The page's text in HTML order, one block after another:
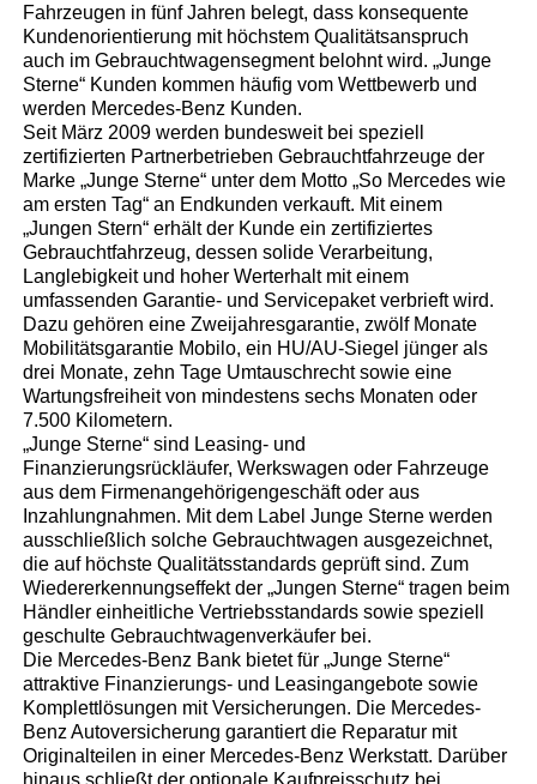
Fahrzeugen in fünf Jahren belegt, dass konsequente
Kundenorientierung mit höchstem Qualitätsanspruch
auch im Gebrauchtwagensegment belohnt wird. „Junge
Sterne“ Kunden kommen häufig vom Wettbewerb und
werden Mercedes-Benz Kunden.
Seit März 2009 werden bundesweit bei speziell
zertifizierten Partnerbetrieben Gebrauchtfahrzeuge der
Marke „Junge Sterne“ unter dem Motto „So Mercedes wie
am ersten Tag“ an Endkunden verkauft. Mit einem
„Jungen Stern“ erhält der Kunde ein zertifiziertes
Gebrauchtfahrzeug, dessen solide Verarbeitung,
Langlebigkeit und hoher Werterhalt mit einem
umfassenden Garantie- und Servicepaket verbrieft wird.
Dazu gehören eine Zweijahresgarantie, zwölf Monate
Mobilitätsgarantie Mobilo, ein HU/AU-Siegel jünger als
drei Monate, zehn Tage Umtauschrecht sowie eine
Wartungsfreiheit von mindestens sechs Monaten oder
7.500 Kilometern.
„Junge Sterne“ sind Leasing- und
Finanzierungsrückläufer, Werkswagen oder Fahrzeuge
aus dem Firmenangehörigengeschäft oder aus
Inzahlungnahmen. Mit dem Label Junge Sterne werden
ausschließlich solche Gebrauchtwagen ausgezeichnet,
die auf höchste Qualitätsstandards geprüft sind. Zum
Wiedererkennungseffekt der „Jungen Sterne“ tragen beim
Händler einheitliche Vertriebsstandards sowie speziell
geschulte Gebrauchtwagenverkäufer bei.
Die Mercedes-Benz Bank bietet für „Junge Sterne“
attraktive Finanzierungs- und Leasingangebote sowie
Komplettlösungen mit Versicherungen. Die Mercedes-
Benz Autoversicherung garantiert die Reparatur mit
Originalteilen in einer Mercedes-Benz Werkstatt. Darüber
hinaus schließt der optionale Kaufpreisschutz bei